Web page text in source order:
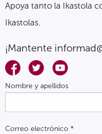
Apoya tanto la Ikastola
Ikastolas.
¡Mantente
Nombre y apellidos
Correo electrónico *